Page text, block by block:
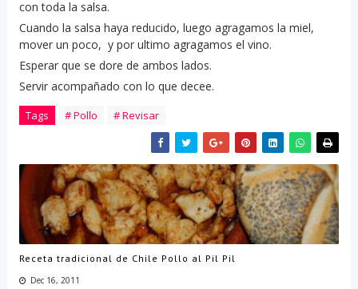
con toda la salsa.
Cuando la salsa haya reducido, luego agragamos la miel,
mover un poco, y por ultimo agragamos el vino.
Esperar que se dore de ambos lados.
Servir acompañado con lo que decee.
Tags # Pollo # Revisar
Receta tradicional de Chile Pollo al Pil Pil
Dec 16, 2011